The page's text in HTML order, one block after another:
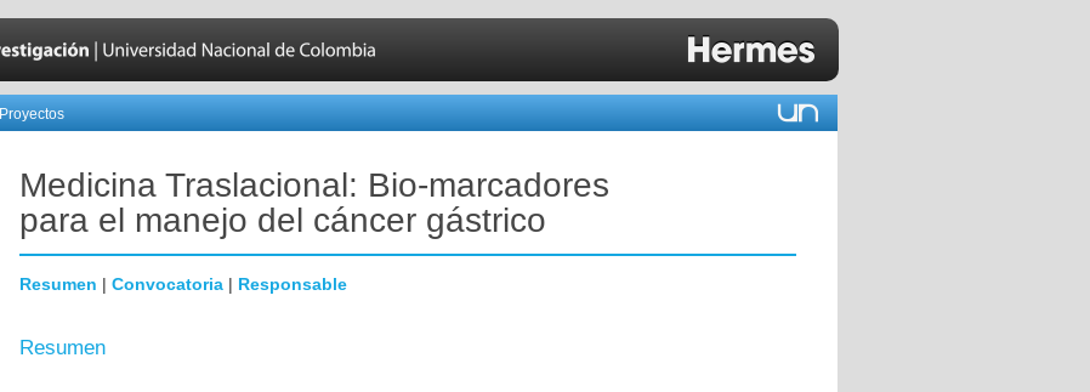
Proyectos
Medicina Traslacional: Bio-marcadores
para el manejo del cáncer gástrico
Resumen | Convocatoria | Responsable
Resumen